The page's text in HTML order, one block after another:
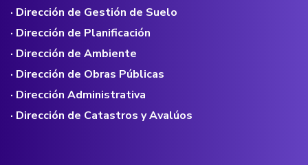
· Dirección de Gestión de Suelo
· Dirección de Planificación
· Dirección de Ambiente
· Dirección de Obras Públicas
· Dirección Administrativa
· Dirección de Catastros y Avalúos